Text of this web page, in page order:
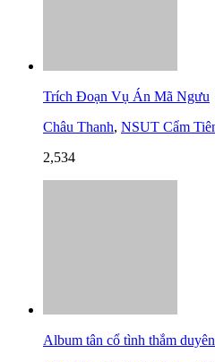
Trích Đoạn Vụ Án Mã Ngưu
Châu Thanh, NSUT Cẩm
2,534
Album tân cổ tình thắm